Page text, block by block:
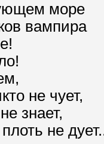
море
вампира
не чует,
знает,
не